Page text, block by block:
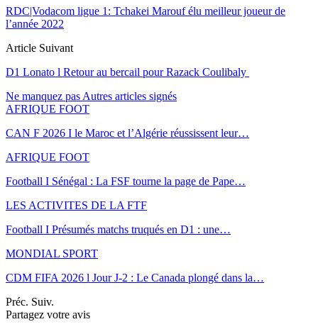
RDC|Vodacom ligue 1: Tchakei Marouf élu meilleur joueur de
l’année 2022
Article Suivant
D1 Lonato l Retour au bercail pour Razack Coulibaly
Ne manquez pas Autres articles signés
AFRIQUE FOOT
CAN F 2026 I le Maroc et l’Algérie réussissent leur…
AFRIQUE FOOT
Football I Sénégal : La FSF tourne la page de Pape…
LES ACTIVITES DE LA FTF
Football I Présumés matchs truqués en D1 : une…
MONDIAL SPORT
CDM FIFA 2026 l Jour J-2 : Le Canada plongé dans la…
Préc. Suiv.
Partagez votre avis